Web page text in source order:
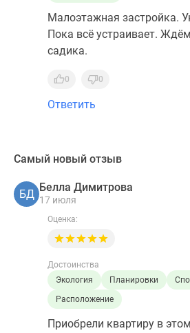
Малоэтажная застройка.
Пока всё устраивает.
садика.
0 0
Ответить
Самый новый отзыв
БД
Белла Димитрова
17 июля
Оценка:
Достоинства
Экология
Планировки
Расположение
Приобрели квартиру в